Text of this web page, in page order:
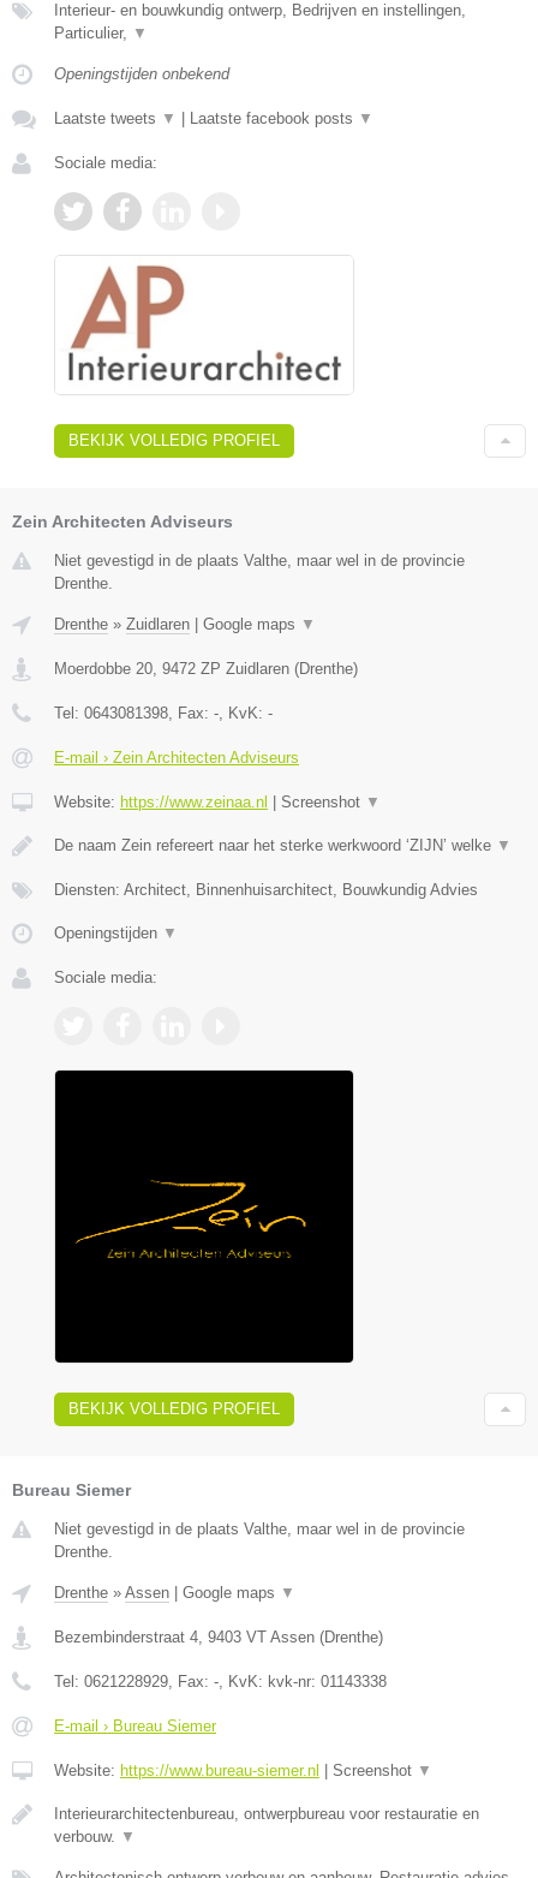
Interieur- en bouwkundig ontwerp, Bedrijven en instellingen,
Particulier, ▼
Openingstijden onbekend
Laatste tweets ▼ Laatste facebook posts ▼
Sociale media:
BEKIJK VOLLEDIG PROFIEL
Zein Architecten Adviseurs
Niet gevestigd in de plaats Valthe, maar wel in de provincie
Drenthe.
Drenthe » Zuidlaren Google maps ▼
Moerdobbe 20, 9472 ZP Zuidlaren (Drenthe)
Tel: 0643081398, Fax: -, KvK: -
E-mail › Zein Architecten Adviseurs
Website: https://www.zeinaa.nl Screenshot ▼
De naam Zein refereert naar het sterke werkwoord ‘ZIJN’ welke ▼
Diensten: Architect, Binnenhuisarchitect, Bouwkundig Advies
Openingstijden ▼
Sociale media:
BEKIJK VOLLEDIG PROFIEL
Bureau Siemer
Niet gevestigd in de plaats Valthe, maar wel in de provincie
Drenthe.
Drenthe » Assen Google maps ▼
Bezembinderstraat 4, 9403 VT Assen (Drenthe)
Tel: 0621228929, Fax: -, KvK: kvk-nr: 01143338
E-mail › Bureau Siemer
Website: https://www.bureau-siemer.nl Screenshot ▼
Interieurarchitectenbureau, ontwerpbureau voor restauratie en
verbouw. ▼